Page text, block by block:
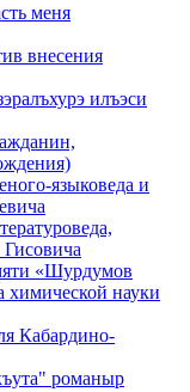
меня
внесения
илъэси
языковеда и
«Шурдумов
химической науки
Кабардино-
романыр